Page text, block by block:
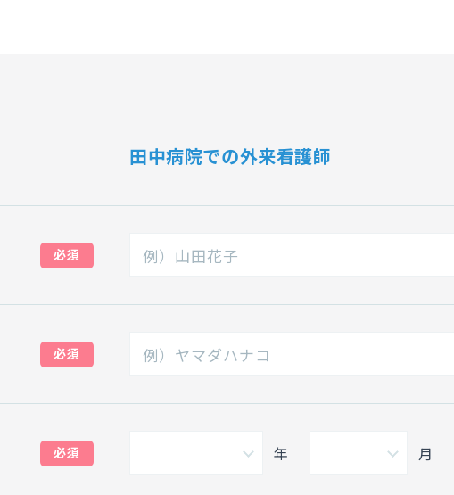
田中病院での外来看護師
必須
必須
必須 年 月